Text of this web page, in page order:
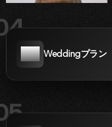
Weddingプラン